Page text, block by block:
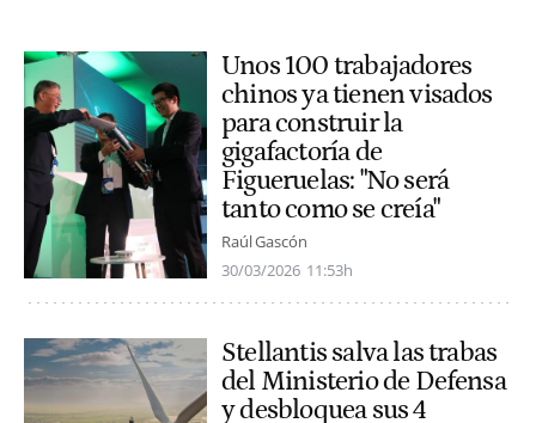
Unos 100 trabajadores
chinos ya tienen visados
para construir la
gigafactoría de
Figueruelas: "No será
tanto como se creía"
Raúl Gascón
30/03/2026 11:53h
Stellantis salva las trabas
del Ministerio de Defensa
y desbloquea sus 4